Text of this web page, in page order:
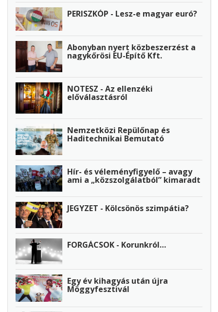
PERISZKÓP - Lesz-e magyar euró?
Abonyban nyert közbeszerzést a
nagykőrösi EU-Építő Kft.
NOTESZ - Az ellenzéki
előválasztásról
Nemzetközi Repülőnap és
Haditechnikai Bemutató
Hír- és véleményfigyelő – avagy
ami a „közszolgálatból” kimaradt
JEGYZET - Kölcsönös szimpátia?
FORGÁCSOK - Korunkról…
Egy év kihagyás után újra
Möggyfesztivál